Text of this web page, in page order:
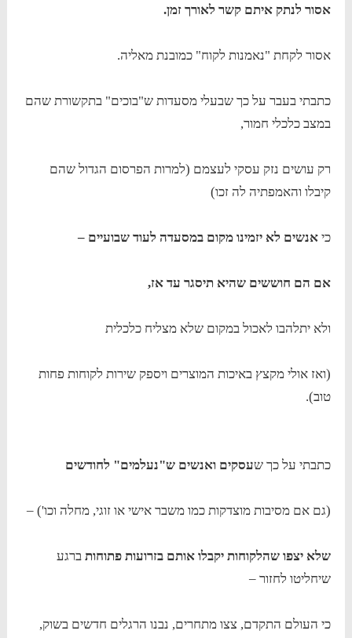
אסור לנתק איתם קשר לאורך זמן.
אסור לקחת "נאמנות לקוח" כמובנת מאליה.
כתבתי בעבר על כך שבעלי מסעדות ש"בוכים" בתקשורת שהם
במצב כלכלי חמור,
רק עושים נזק עסקי לעצמם (למרות הפרסום הגדול שהם
קיבלו והאמפתיה לה זכו)
כיאנשים לא יזמינו מקום במסעדה לעוד שבועיים –
אם הם חוששים שהיא תיסגר עד אז,
ולא יתלהבו לאכול במקום שלא מצליח כלכלית
(ואז אולי מקצץ באיכות המוצרים ויספק שירות לקוחות פחות
טוב).
כתבתי על כך שעסקים ואנשים ש"נעלמים" לחודשים
(גם אם מסיבות מוצדקות כמו משבר אישי או זוגי, מחלה וכו') –
שלא יצפו שהלקוחות יקבלו אותם בזרועות פתוחות ברגע
שיחליטו לחזור –
כי העולם התקדם, צצו מתחרים, נבנו הרגלים חדשים בשוק,